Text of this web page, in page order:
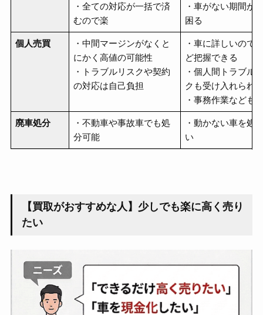
・全ての対応が一括で済
むので楽
・車がない期間が
困る
個人売買
・中間マージンがなくと
にかく高値の可能性
・トラブルリスクや契約
の対応は自己負担
・車に詳しいので
ど把握できる
・個人間トラブル
クも受け入れられ
・事務作業なども
廃車処分
・不動車や事故車でも処
分可能
・動かない車を処
い
【買取がおすすめな人】少しでも楽に高く売り
たい